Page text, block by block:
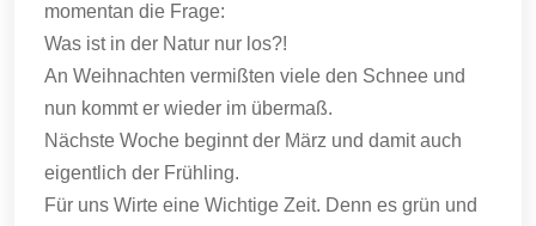
momentan die Frage:
Was ist in der Natur nur los?!
An Weihnachten vermißten viele den Schnee und
nun kommt er wieder im übermaß.
Nächste Woche beginnt der März und damit auch
eigentlich der Frühling.
Für uns Wirte eine Wichtige Zeit. Denn es grün und